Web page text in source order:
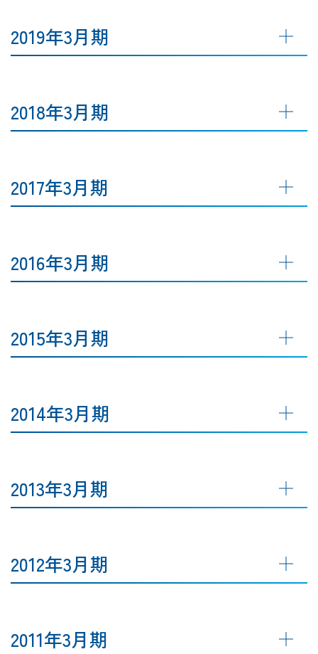
2019年3月期
2018年3月期
2017年3月期
2016年3月期
2015年3月期
2014年3月期
2013年3月期
2012年3月期
2011年3月期